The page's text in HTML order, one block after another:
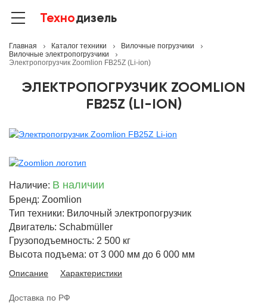
Технодизель
Главная Каталог техники
Вилочные погрузчики
Вилочные электропогрузчики
Электропогрузчик Zoomlion FB25Z (Li-ion)
ЭЛЕКТРОПОГРУЗЧИК ZOOMLION
FB25Z (LI-ION)
Наличие: В наличии
Бренд: Zoomlion
Тип техники: Вилочный электропогрузчик
Двигатель: Schabmüller
Грузоподъемность: 2 500 кг
Высота подъема: от 3 000 мм до 6 000 мм
Описание Характеристики
Доставка по РФ